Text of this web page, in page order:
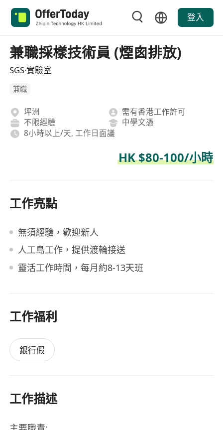
登入
兼職採樣技術員 (煙囪排放)
SGS·實驗室
兼職
坪洲
需有香港工作許可
不限經驗
中學文憑
8小時以上/天, 工作日面議
HK $80-100/小時
工作亮點
無須經驗，歡迎新人
人工島工作，提供渡輪接送
靈活工作時間，每月約8-13天班
工作福利
銀行假
工作描述